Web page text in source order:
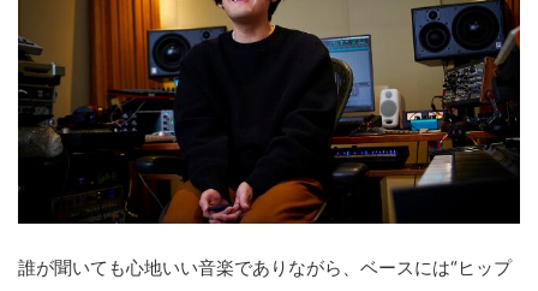
誰が聞いても心地いい音楽でありながら、ベースには“ヒップ